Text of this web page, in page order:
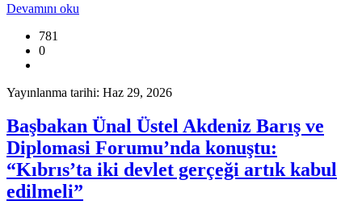
Devamını oku
781
0
Yayınlanma tarihi: Haz 29, 2026
Başbakan Ünal Üstel Akdeniz Barış ve
Diplomasi Forumu’nda konuştu:
“Kıbrıs’ta iki devlet gerçeği artık kabul
edilmeli”